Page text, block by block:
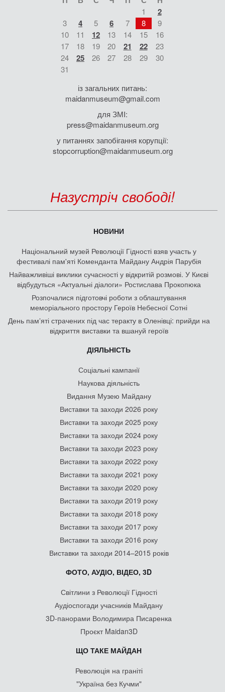
1 2
3 4 5 6 7 8
9
10
11 12 13 14 15
16
17
18 19 20 21 22
23
24
25 26 27 28 29
30
31
із загальних питань:
maidanmuseum@gmail.com
для ЗМІ:
press@maidanmuseum.org
у питаннях запобігання корупції:
stopcorruption@maidanmuseum.org
Назустріч свободі!
НОВИНИ
Національний музей Революції Гідності взяв участь у
фестивалі пам'яті Коменданта Майдану Андрія Парубія
Найважливіші виклики сучасності у відкритій розмові. У Києві
відбудуться «Актуальні діалоги» Ростислава Прокопюка
Розпочалися підготовчі роботи з облаштування
меморіального простору Героїв Небесної Сотні
День памʼяті страчених під час теракту в Оленівці: прийди на
відкриття виставки та вшануй героїв
ДІЯЛЬНІСТЬ
Соціальні кампанії
Наукова діяльність
Видання Музею Майдану
Виставки та заходи 2026 року
Виставки та заходи 2025 року
Виставки та заходи 2024 року
Виставки та заходи 2023 року
Виставки та заходи 2022 року
Виставки та заходи 2021 року
Виставки та заходи 2020 року
Виставки та заходи 2019 року
Виставки та заходи 2018 року
Виставки та заходи 2017 року
Виставки та заходи 2016 року
Виставки та заходи 2014–2015 років
ФОТО, АУДІО, ВІДЕО, 3D
Світлини з Революції Гідності
Аудіоспогади учасників Майдану
3D-панорами Володимира Писаренка
Проєкт Maidan3D
ЩО ТАКЕ МАЙДАН
Революція на граніті
"Україна без Кучми"